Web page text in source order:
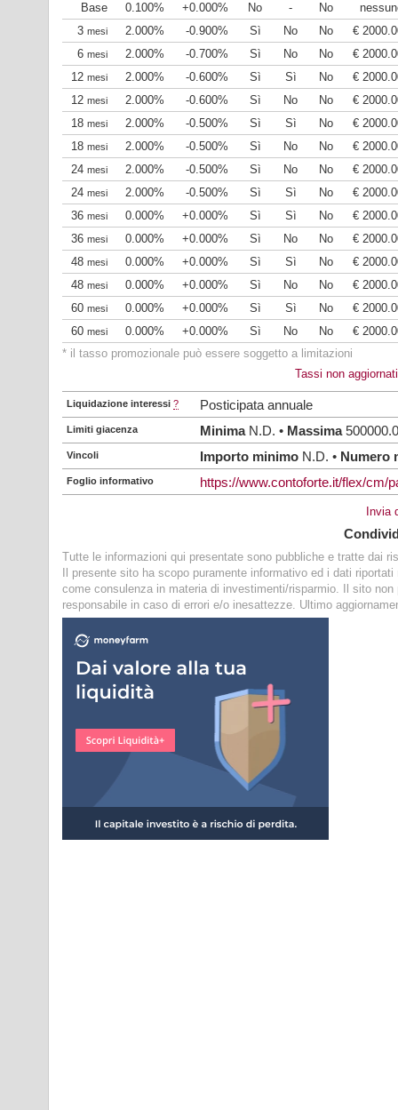
Base 0.100% +0.000% No - No
3 mesi 2.000% -0.900% Sì No No
€
6 mesi 2.000% -0.700% Sì No No
€
12 mesi 2.000% -0.600% Sì Sì No
€
12 mesi 2.000% -0.600% Sì No No
€
18 mesi 2.000% -0.500% Sì Sì No
€
18 mesi 2.000% -0.500% Sì No No
€
24 mesi 2.000% -0.500% Sì No No
€
24 mesi 2.000% -0.500% Sì Sì No
€
36 mesi 0.000% +0.000% Sì Sì No
€
36 mesi 0.000% +0.000% Sì No No
€
48 mesi 0.000% +0.000% Sì Sì No
€
48 mesi 0.000% +0.000% Sì No No
€
60 mesi 0.000% +0.000% Sì Sì No
€
60 mesi 0.000% +0.000% Sì No No
€
* il tasso promozionale può essere soggetto a limitazioni
Tassi non
Liquidazione interessi ? Posticipata annuale
Limiti giacenza MinimaN.D. • Massima
Vincoli Importo minimo N.D. • Numero
Foglio informativo https://www.contoforte.it/flex/cm/
Invia
Tutte le informazioni qui presentate sono pubbliche e tratte dai
Il presente sito ha scopo puramente informativo ed i dati
come consulenza in materia di investimenti/risparmio. Il sito non
responsabile in caso di errori e/o inesattezze. Ultimo